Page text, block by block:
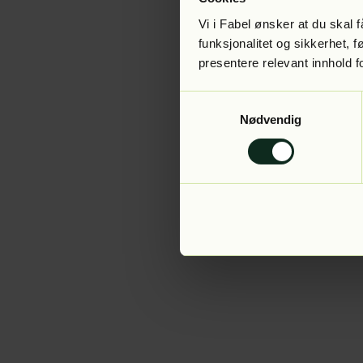
Vi i Fabel ønsker at du skal
funksjonalitet og sikkerhet,
presentere relevant innhold
Nødvendig
Application